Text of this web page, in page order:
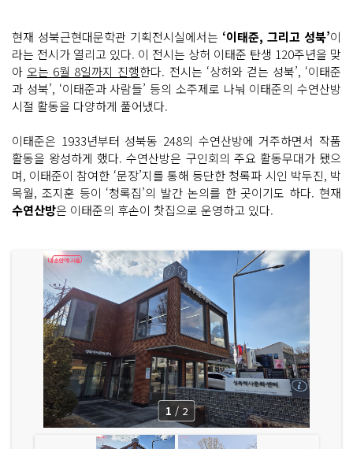
현재 성북근현대문학관 기획전시실에서는 ‘이태준, 그리고 성북’이
라는 전시가 열리고 있다. 이 전시는 상허 이태준 탄생 120주년을 맞
아오는 6월 8일까지 진행한다. 전시는 ‘상허와 걷는 성북’, ‘이태준
과 성북’, ‘이태준과 사람들’ 등의 소주제로 나눠 이태준의 수연산방
시절 활동을 다양하게 풀어냈다.
이태준은 1933년부터 성북동 248의 수연산방에 거주하면서 작품
활동을 왕성하게 했다. 수연산방은 구인회의 주요 활동무대가 됐으
며, 이태준이 참여한 ‘문장’지를 통해 등단한 청록파 시인 박두진, 박
목월, 조지훈 등이 ‘청록집’의 발간 논의를 한 곳이기도 하다. 현재
수연산방은 이태준의 후손이 찻집으로 운영하고 있다.
1 / 2